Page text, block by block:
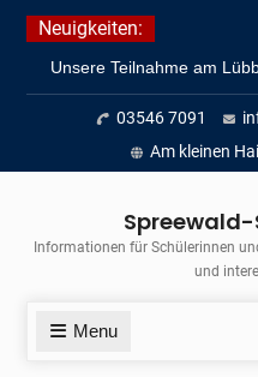
Skip
content
Neuigkeiten:
Unsere Teilnahme am
Insellauf 2026
Fortführung des verkürzten
Unterrichts aufgrund der
Temperaturen (22.06. bis
Journalismus hautnah
03546 7091
Am kleinen
Spreewald-
Informationen für Schülerinnen
und
Menu